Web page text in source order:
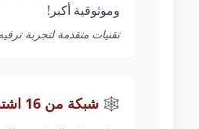
وموثوقية أكبر!
تقنيات متقدمة لتجربة
🕸️ شبكة من 16 اشتراك